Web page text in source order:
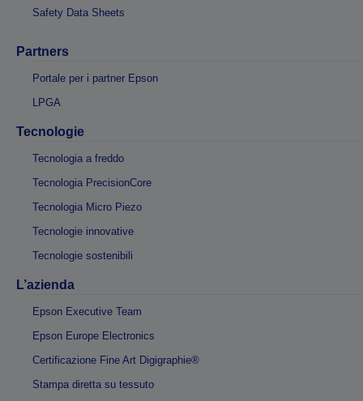
Safety Data Sheets
Partners
Portale per i partner Epson
LPGA
Tecnologie
Tecnologia a freddo
Tecnologia PrecisionCore
Tecnologia Micro Piezo
Tecnologie innovative
Tecnologie sostenibili
L’azienda
Epson Executive Team
Epson Europe Electronics
Certificazione Fine Art Digigraphie®
Stampa diretta su tessuto